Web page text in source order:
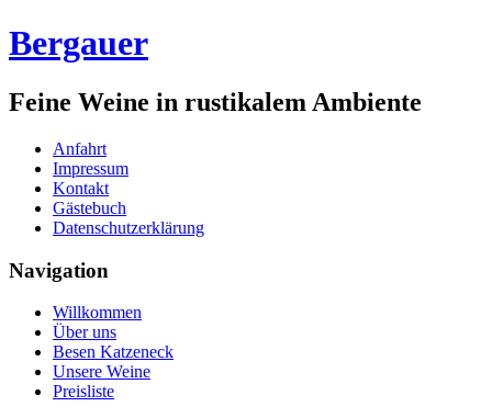
Bergauer
Feine Weine in rustikalem Ambiente
Anfahrt
Impressum
Kontakt
Gästebuch
Datenschutzerklärung
Navigation
Willkommen
Über uns
Besen Katzeneck
Unsere Weine
Preisliste